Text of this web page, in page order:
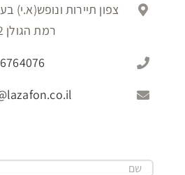
צפון תיירות ונופש(א.י)
רמת הגולן 12942